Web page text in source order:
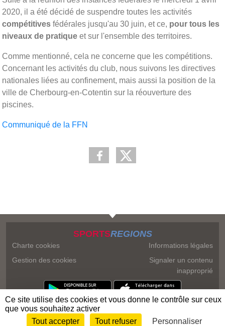
2020, il a été décidé de suspendre toutes les activités
compétitives fédérales jusqu'au 30 juin, et ce, pour tous les
niveaux de pratique et sur l'ensemble des territoires.
Comme mentionné, cela ne concerne que les compétitions.
Concernant les activités du club, nous suivons les directives
nationales liées au confinement, mais aussi la position de la
ville de Cherbourg-en-Cotentin sur la réouverture des
piscines.
Communiqué de la FFN
SPORTSREGIONS
Charte cookies
Gestion des cookies
Informations légales
Signaler un contenu
inapproprié
Envie de participer ? Connexion
Ce site utilise des cookies et vous donne le contrôle sur ceux
que vous souhaitez activer
Tout accepter
Tout refuser Personnaliser